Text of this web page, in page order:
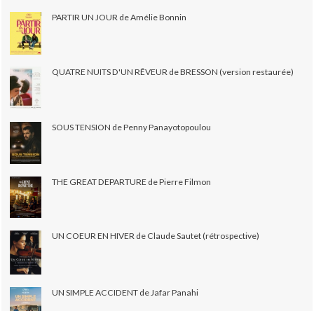
PARTIR UN JOUR de Amélie Bonnin
QUATRE NUITS D'UN RÊVEUR de BRESSON (version restaurée)
SOUS TENSION de Penny Panayotopoulou
THE GREAT DEPARTURE de Pierre Filmon
UN COEUR EN HIVER de Claude Sautet (rétrospective)
UN SIMPLE ACCIDENT de Jafar Panahi